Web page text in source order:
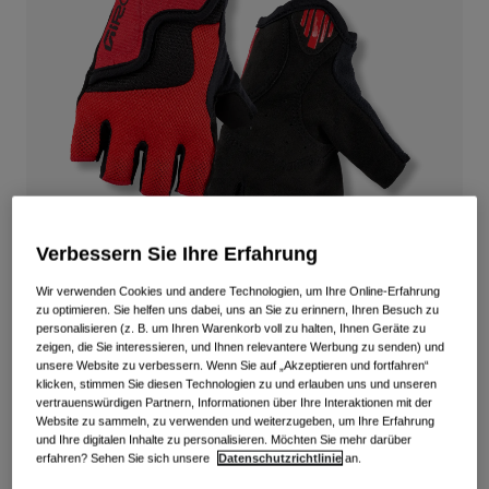
Rennrad Schuhe
Mountainbike Schuhe
Gravel Schuhe
Bekleidung
Rennrad Bekleidung
Mountainbike Bekleidung
Alle anzeigen
Schutzbrillen
Snowboard
Alle anzeigen
Kinder
Helme
Bravo Jr. Handschuhe
Artikelnr.39078-122-YXS
29,99 €
Verbessern Sie Ihre Erfahrung
Wir verwenden Cookies und andere Technologien, um Ihre Online-Erfahrung
zu optimieren. Sie helfen uns dabei, uns an Sie zu erinnern, Ihren Besuch zu
personalisieren (z. B. um Ihren Warenkorb voll zu halten, Ihnen Geräte zu
zeigen, die Sie interessieren, und Ihnen relevantere Werbung zu senden) und
unsere Website zu verbessern. Wenn Sie auf „Akzeptieren und fortfahren“
klicken, stimmen Sie diesen Technologien zu und erlauben uns und unseren
vertrauenswürdigen Partnern, Informationen über Ihre Interaktionen mit der
Website zu sammeln, zu verwenden und weiterzugeben, um Ihre Erfahrung
und Ihre digitalen Inhalte zu personalisieren. Möchten Sie mehr darüber
erfahren? Sehen Sie sich unsere
Datenschutzrichtlinie an.